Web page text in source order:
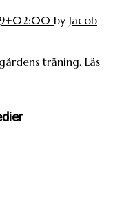
by Jacob
träning. Läs